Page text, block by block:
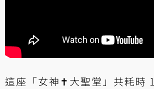
這座「女神✝大聖堂」共耗時